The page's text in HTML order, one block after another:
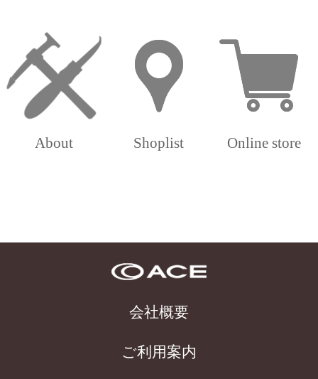
About Shoplist Online store
会社概要
ご利用案内